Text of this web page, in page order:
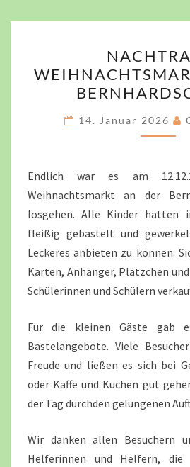
AN
DER
14. Januar 2026
Endlich war es am
Weihnachtsmarkt an der
losgehen. Alle Kinder hatten
fleißig gebastelt und
Leckeres anbieten zu können.
Karten, Anhänger, Plätzchen
Schülerinnen und Schülern
Für die kleinen Gäste gab
Bastelangebote. Viele
Freude und ließen es sich bei
oder Kaffe und Kuchen gut
der Tag durchden gelungenen
Wir danken allen Besuchern
Helferinnen und Helfern, die